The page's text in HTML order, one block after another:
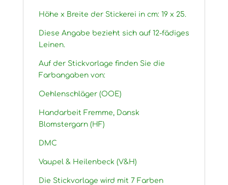
Höhe x Breite der Stickerei in cm: 19 x 25.
Diese Angabe bezieht sich auf 12-fädiges
Leinen.
Auf der Stickvorlage finden Sie die
Farbangaben von:
Oehlenschläger (OOE)
Handarbeit Fremme, Dansk
Blomstergarn (HF)
DMC
Vaupel & Heilenbeck (V&H)
Die Stickvorlage wird mit 7 Farben